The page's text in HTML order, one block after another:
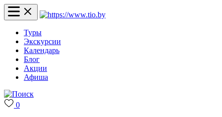
Туры
Экскурсии
Календарь
Блог
Акции
Афиша
0